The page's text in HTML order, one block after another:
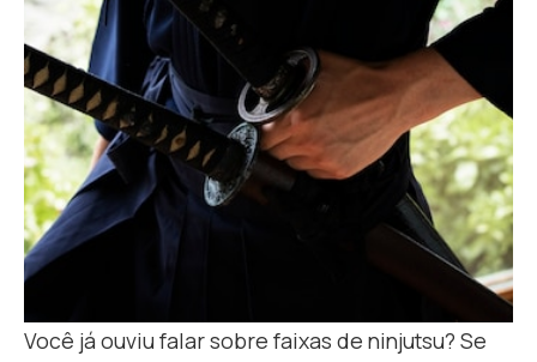
Você já ouviu falar sobre faixas de ninjutsu? Se